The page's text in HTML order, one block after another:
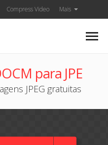
Compress Video Mais
para JPE
JPEG gratuitas